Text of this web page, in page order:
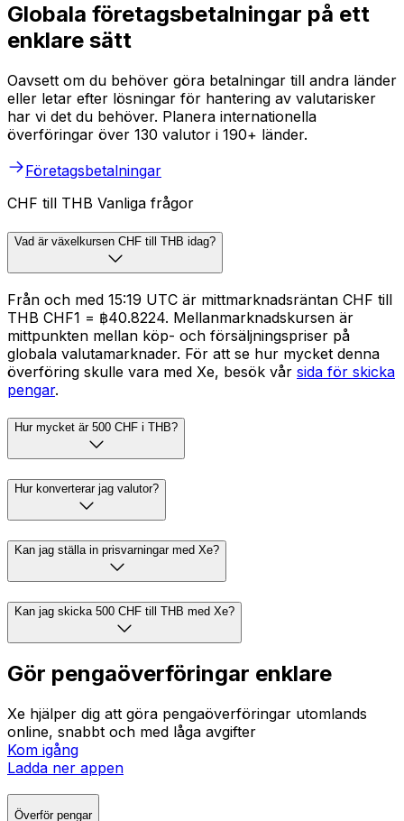
Globala företagsbetalningar på ett
enklare sätt
Oavsett om du behöver göra betalningar till andra länder
eller letar efter lösningar för hantering av valutarisker
har vi det du behöver. Planera internationella
överföringar över 130 valutor i 190+ länder.
Företagsbetalningar
CHF till THB Vanliga frågor
Vad är växelkursen CHF till THB idag?
Från och med 15:19 UTC är mittmarknadsräntan CHF till
THB CHF1 = ฿40.8224. Mellanmarknadskursen är
mittpunkten mellan köp- och försäljningspriser på
globala valutamarknader. För att se hur mycket denna
överföring skulle vara med Xe, besök vår sida för skicka
pengar.
Hur mycket är 500 CHF i THB?
Hur konverterar jag valutor?
Kan jag ställa in prisvarningar med Xe?
Kan jag skicka 500 CHF till THB med Xe?
Gör pengaöverföringar enklare
Xe hjälper dig att göra pengaöverföringar utomlands
online, snabbt och med låga avgifter
Kom igång
Ladda ner appen
Överför pengar